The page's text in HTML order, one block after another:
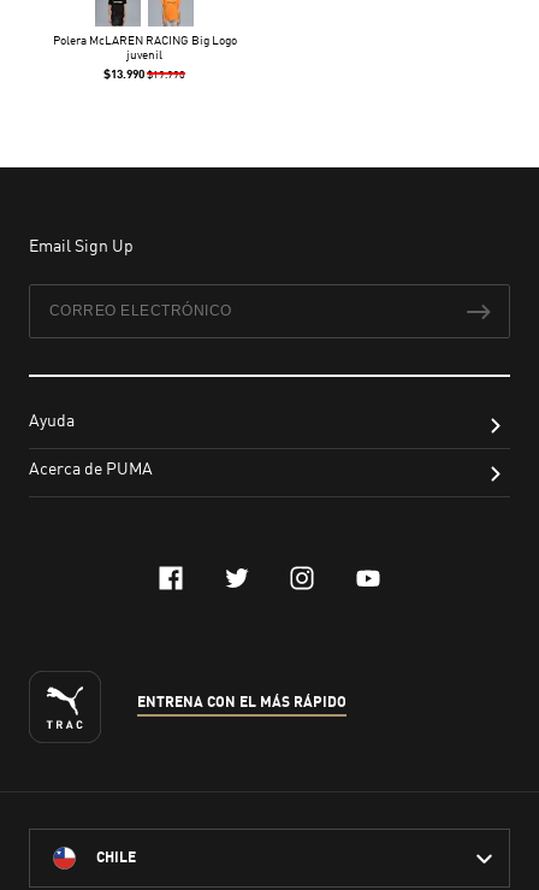
Polera McLAREN RACING Big Logo
juvenil
$13.990 $19.990